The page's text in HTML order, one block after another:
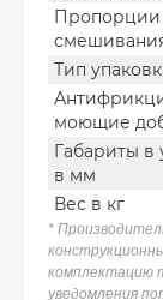
Пропорции
Тип
моющие
Габариты в
в мм
Вес в кг
*
комплектацию
уведомления